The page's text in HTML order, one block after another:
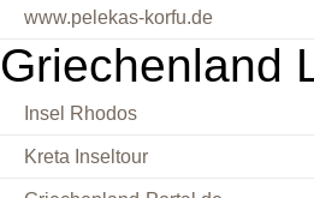
www.pelekas-korfu.de
Griechenland
Insel Rhodos
Kreta Inseltour